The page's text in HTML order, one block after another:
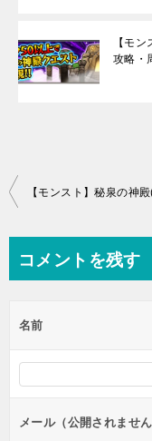
【モ
攻略・
投
ビ
ー
シ
ョ
ン
コメントを残す
名前
メール（公開されません